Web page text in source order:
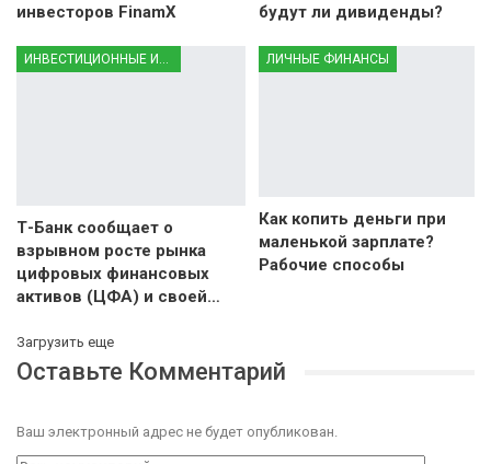
инвесторов FinamX
будут ли дивиденды?
Т-Банк сообщает о
взрывном росте рынка
цифровых финансовых
активов (ЦФА) и своей…
ЛИЧНЫЕ ФИНАНСЫ
Как копить деньги при
маленькой зарплате?
Рабочие способы
Загрузить еще
Оставьте Комментарий
Ваш электронный адрес не будет опубликован.